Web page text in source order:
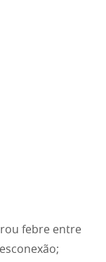
febre entre